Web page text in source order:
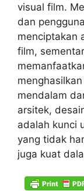
visual film.
dan
menciptakan
film,
mendalam
arsitek,
adalah kunci
yang tidak
juga kuat